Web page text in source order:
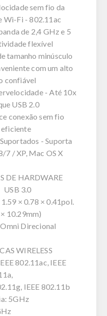
sem fio da
Wi-Fi - 802.11ac
de 2,4 GHz e 5
flexível
tamanho minúsculo
com um alto
confiável
- Até 10x
USB 2.0
conexão sem fio
- Suporta
7 / XP, Mac OS X
DE HARDWARE
3.0
× 0.78 × 0.41pol.
10.29mm)
Direcional
WIRELESS
802.11ac, IEEE
IEEE 802.11b
5GHz